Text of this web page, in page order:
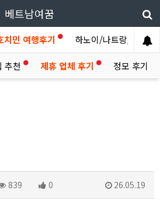
베트남여꿈
치민 여행후기 하노이/나트랑/다낭/
추천 제휴 업체 후기 정모 후기
839 0 26.05.19